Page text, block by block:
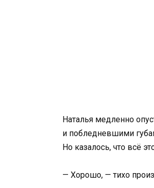
Наталья медленно
и побледневшими
Но казалось, что всё
— Хорошо, — тихо